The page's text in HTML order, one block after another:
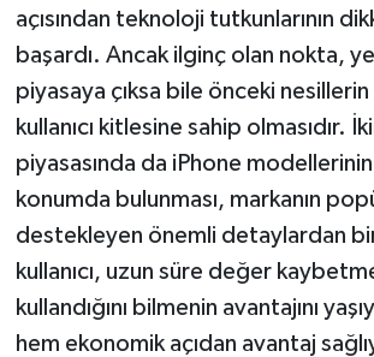
açısından teknoloji tutkunlarının
başardı. Ancak ilginç olan nokta,
piyasaya çıksa bile önceki
kullanıcı kitlesine sahip olmasıdır.
piyasasında da iPhone
konumda bulunması, markanın
destekleyen önemli detaylardan
kullanıcı, uzun süre değer
kullandığını bilmenin avantajını
hem ekonomik açıdan avantaj